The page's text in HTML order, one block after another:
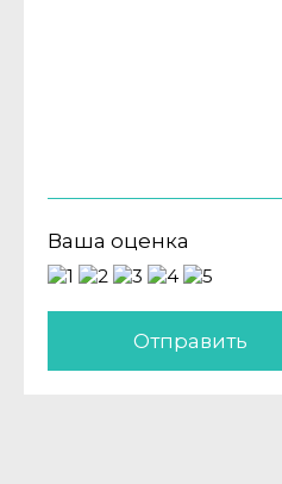
Ваша оценка
Отправить